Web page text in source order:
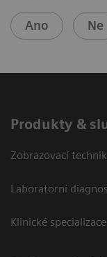
Ano Ne
Produkty &
Zobrazovací
Laboratorní
Klinické specializace